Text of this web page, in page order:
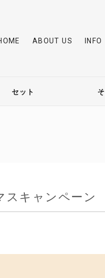
ABOUT US INFO
セット
スキャンペーン